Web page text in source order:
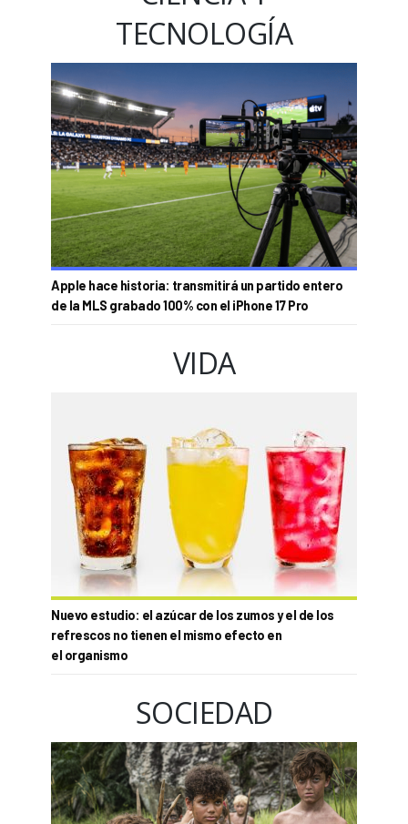
TECNOLOGÍA
Apple hace historia: transmitirá un partido entero
de la MLS grabado 100% con el iPhone 17 Pro
VIDA
Nuevo estudio: el azúcar de los zumos y el de los
refrescos no tienen el mismo efecto en
el organismo
SOCIEDAD